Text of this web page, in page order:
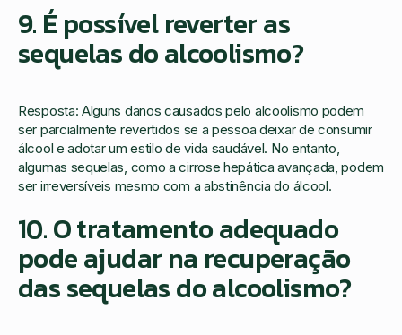
9. É possível reverter as
sequelas do alcoolismo?
Resposta: Alguns danos causados pelo alcoolismo podem
ser parcialmente revertidos se a pessoa deixar de consumir
álcool e adotar um estilo de vida saudável. No entanto,
algumas sequelas, como a cirrose hepática avançada, podem
ser irreversíveis mesmo com a abstinência do álcool.
10. O tratamento adequado
pode ajudar na recuperação
das sequelas do alcoolismo?